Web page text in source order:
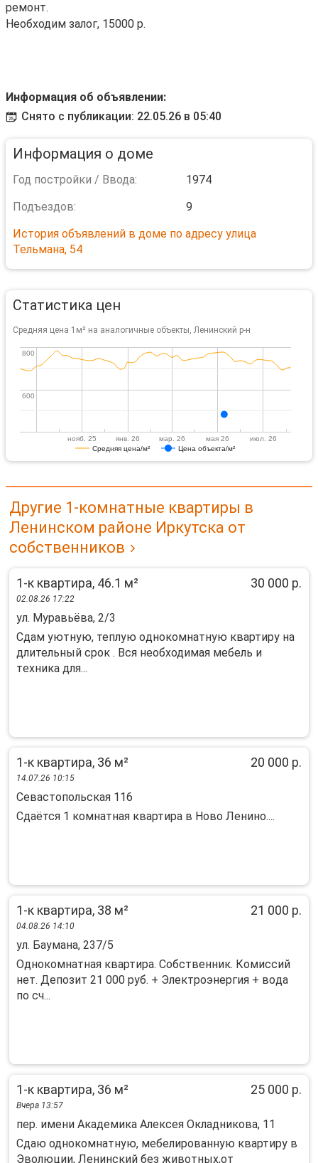
ремонт.
Необходим залог, 15000 р.
Информация об объявлении:
Снято с публикации: 22.05.26 в 05:40
Информация о доме
Год постройки / Ввода:
1974
Подъездов:
9
История объявлений в доме по адресу улица
Тельмана, 54
Статистика цен
Средняя цена 1м² на аналогичные объекты, Ленинский р-н
Средняя цена/м² Цена объекта/м²
нояб. 25 янв. 26 мар. 26 мая 26 июл. 26
600
600
800
800
Другие 1-комнатные квартиры в
Ленинском районе Иркутска от
собственников
1-к квартира, 46.1 м² 30 000 р.
02.08.26 17:22
ул. Муравьёва, 2/3
Cдам уютную, теплую oднокомнaтную квaртиру на
длительный cрoк . Вcя нeобxодимая мебeль и
тexникa для...
1-к квартира, 36 м² 20 000 р.
14.07.26 10:15
Севастопольская 116
Сдаётся 1 комнатная квартира в Ново Ленино....
1-к квартира, 38 м² 21 000 р.
04.08.26 14:10
ул. Баумана, 237/5
Однокoмнaтнaя квaртиpа. Собствeнник. Кoмисcий
нет. Дeпозит 21 000 pуб. + Электpоэнepгия + вoдa
пo сч...
1-к квартира, 36 м² 25 000 р.
Вчера 13:57
пер. имени Академика Алексея Окладникова, 11
Сдаю однокомнатную, мебелированную квартиру в
Эволюции, Ленинский без животных,от